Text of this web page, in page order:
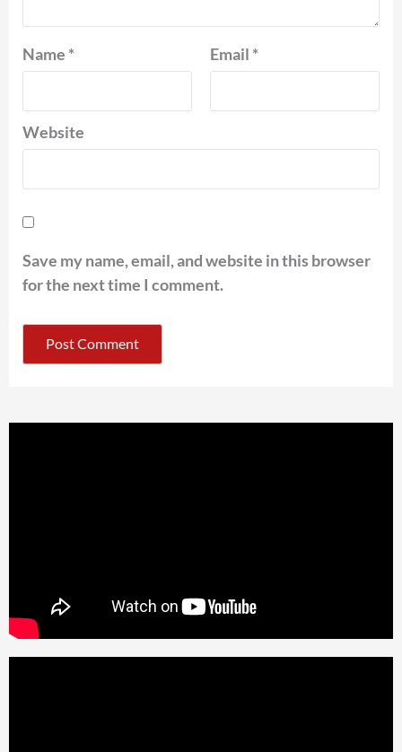
Name * Email *
Website
Save my name, email, and website in this browser
for the next time I comment.